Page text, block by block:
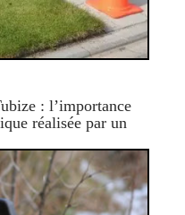
: l’importance
réalisée par un